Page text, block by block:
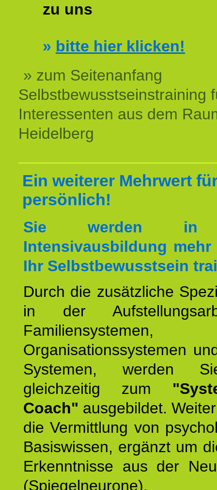
zu uns
» bitte hier klicken!
» zum Seitenanfang
Selbstbewusstseinstraining
Interessenten aus dem
Heidelberg
Ein weiterer Mehrwert
persönlich!
Sie werden in
Intensivausbildung
Ihr Selbstbewusstsein
Durch die zusätzliche
in der
Familiensystemen,
Organisationssystemen
Systemen, werden
gleichzeitig zum
Coach" ausgebildet.
die Vermittlung von
Basiswissen, ergänzt um
Erkenntnisse aus der
(Spiegelneurone).